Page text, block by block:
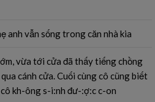
anh vẫn sống trong căn nhà kia
vừa tới cửa đã thấy tiếng chồng
cánh cửa. Cuối cùng cô cũng biết
kh-ông s-i:nh đư-:ợ:c c-on